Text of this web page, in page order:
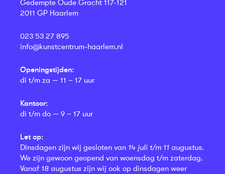
Gedempte Oude Gracht 117-121
2011 GP Haarlem
023 53 27 895
info@kunstcentrum-haarlem.nl
Openingstijden:
di t/m za — 11 – 17 uur
Kantoor:
di t/m do — 9 – 17 uur
Let op:
Dinsdagen zijn wij gesloten van 14 juli t/m 11 augustus.
We zijn gewoon geopend van woensdag t/m zaterdag.
Vanaf 18 augustus zijn wij ook op dinsdagen weer